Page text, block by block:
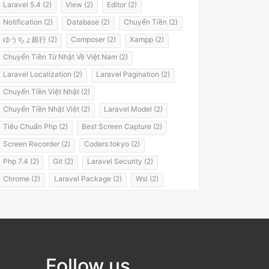
Laravel 5.4 (2)
View (2)
Editor (2)
Notification (2)
Database (2)
Chuyển Tiền (2)
ゆうちょ銀行 (2)
Composer (2)
Xampp (2)
Chuyển Tiền Từ Nhật Về Việt Nam (2)
Laravel Localization (2)
Laravel Pagination (2)
Chuyển Tiền Việt Nhật (2)
Chuyển Tiền Nhật Việt (2)
Laravel Model (2)
Tiêu Chuẩn Php (2)
Best Screen Capture (2)
Screen Recorder (2)
Coders.tokyo (2)
Php 7.4 (2)
Git (2)
Laravel Security (2)
Chrome (2)
Laravel Package (2)
Wsl (2)
Luyện Nói Tiếng Nhật (1)
Shadowing (1)